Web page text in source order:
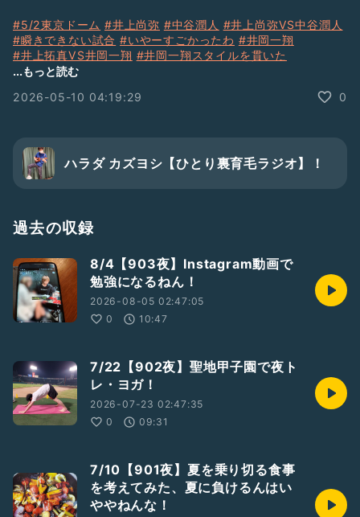
#5/2東京ドーム #井上尚弥 #中谷潤人 #井上尚弥VS中谷潤人
#瞬きできない試合 #いやーすごかったわ #井岡一翔
#井上拓真VS井岡一翔 #井岡一翔スタイルを貫いた
#素晴らしい試合でした
...もっと読む
2026-05-10 04:19:29
0
ハラダ カズヨシ【ひとり裏育毛ラジオ】！
過去の収録
8/4【903夜】Instagram動画で
勉強になるねん！
2026-08-05 02:47:05
0
10:47
7/22【902夜】聖地甲子園で夜ト
レ・ヨガ！
2026-07-23 02:47:35
0
09:31
7/10【901夜】夏を乗り切る食事
を考えてみた、夏に負けるんはい
ややねんな！